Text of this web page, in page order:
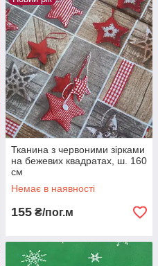
Тканина з червоними зірками
на бежевих квадратах, ш. 160
см
Немає в наявності
155 ₴/пог.м